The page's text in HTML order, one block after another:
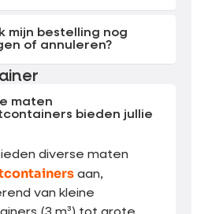
mijn bestelling nog
of annuleren?
maten
bieden jullie
diverse maten
aan,
van kleine